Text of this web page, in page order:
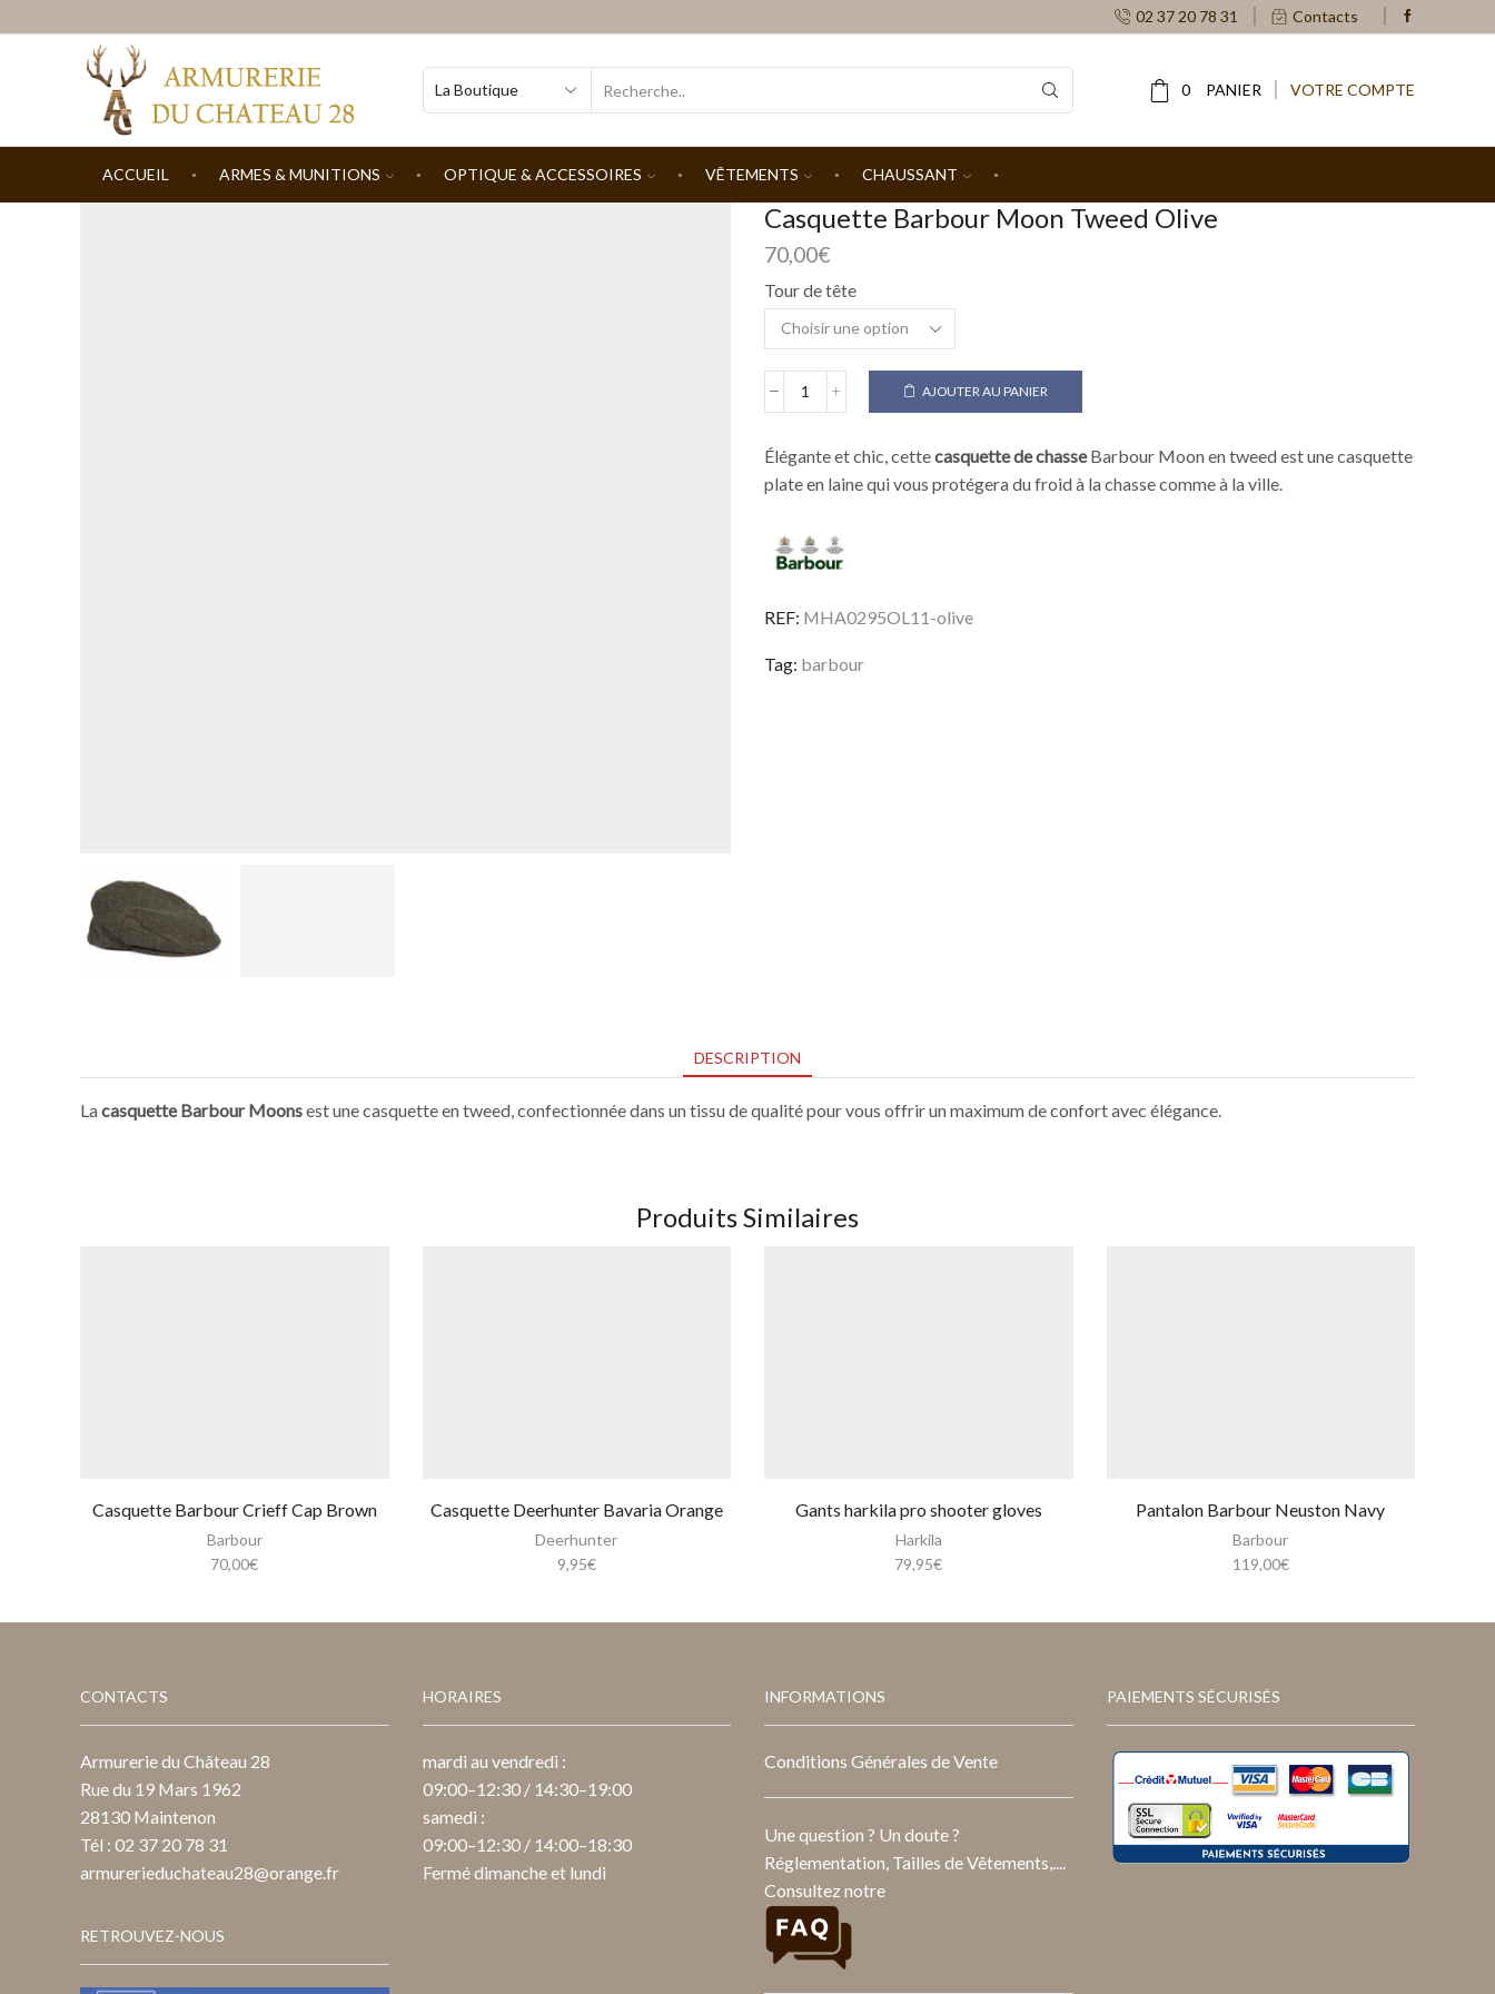
02 37 20 78 31 Contacts
0 PANIER VOTRE COMPTE
ACCUEIL ARMES & MUNITIONS OPTIQUE & ACCESSOIRES VÊTEMENTS CHAUSSANT
Casquette Barbour Moon Tweed Olive
70,00€
Tour de tête
quantité
Barbour
Moon
Olive
AJOUTER AU PANIER
Élégante et chic, cettecasquette de chasseBarbour Moon en tweed est une casquette
plate en laine qui vous protégera du froid à la chasse comme à la ville.
REF: MHA0295OL11-olive
Tag: barbour
DESCRIPTION
Lacasquette Barbour Moonsest une casquette en tweed, confectionnée dans un tissu de qualité pour vous offrir un maximum de confort avec élégance.
Produits Similaires
Casquette Barbour Crieff Cap Brown
Barbour
70,00€
Casquette Deerhunter Bavaria Orange
Deerhunter
9,95€
Gants harkila pro shooter gloves
Harkila
79,95€
Pantalon Barbour Neuston Navy
Barbour
119,00€
CONTACTS
Armurerie du Château 28
Rue du 19 Mars 1962
28130 Maintenon
Tél : 02 37 20 78 31
armurerieduchateau28@orange.fr
RETROUVEZ-NOUS
HORAIRES
mardi au vendredi :
09:00–12:30 / 14:30–19:00
samedi :
09:00–12:30 / 14:00–18:30
Fermé dimanche et lundi
INFORMATIONS
Conditions Générales de Vente
Une question ? Un doute ?
Réglementation, Tailles de Vêtements,....
Consultez notre
PAIEMENTS SÉCURISÉS